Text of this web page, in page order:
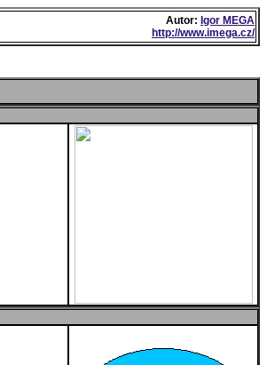
Autor: Igor MEGA
http://www.imega.cz/